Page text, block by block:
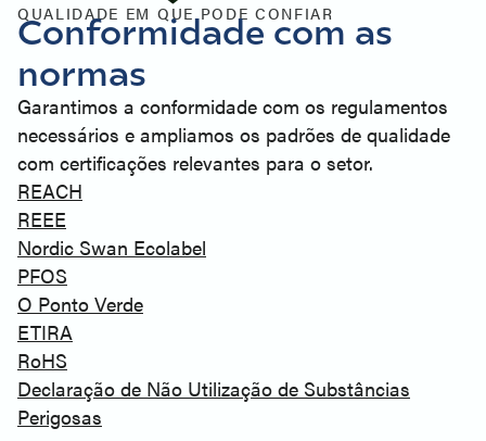
QUALIDADE EM QUE PODE CONFIAR
Conformidade com as
normas
Garantimos a conformidade com os regulamentos
necessários e ampliamos os padrões de qualidade
com certificações relevantes para o setor.
REACH
REEE
Nordic Swan Ecolabel
PFOS
O Ponto Verde
ETIRA
RoHS
Declaração de Não Utilização de Substâncias
Perigosas